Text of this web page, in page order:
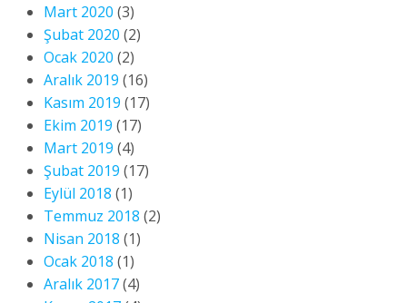
Mart 2020 (3)
Şubat 2020 (2)
Ocak 2020 (2)
Aralık 2019 (16)
Kasım 2019 (17)
Ekim 2019 (17)
Mart 2019 (4)
Şubat 2019 (17)
Eylül 2018 (1)
Temmuz 2018 (2)
Nisan 2018 (1)
Ocak 2018 (1)
Aralık 2017(4)